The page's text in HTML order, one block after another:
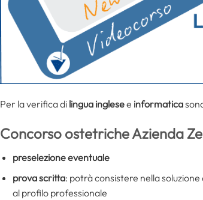
Per la verifica di lingua inglesee informatica
Concorso ostetriche Azienda
preselezione eventuale
prova scritta: potrà consistere nella
al profilo professionale